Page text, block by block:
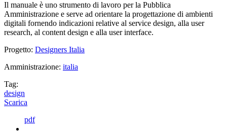
Il manuale è uno strumento di lavoro per la Pubblica
Amministrazione e serve ad orientare la progettazione di ambienti
digitali fornendo indicazioni relative al service design, alla user
research, al content design e alla user interface.
Progetto: Designers Italia
Amministrazione: italia
Tag:
design
Scarica
pdf